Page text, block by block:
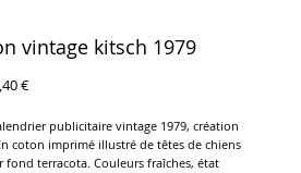
vintage kitsch 1979
€Prix
publicitaire vintage 1979, création
coton imprimé illustré de têtes de chiens
fond terracota. Couleurs fraîches, état